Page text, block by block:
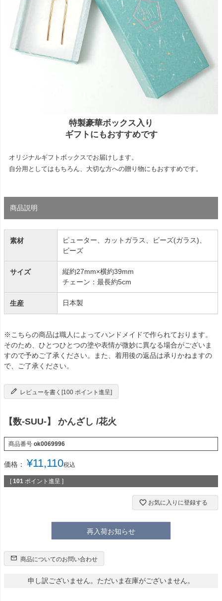
特製豪華ボックス入り
ギフトにもおすすめです
オリジナルギフトボックスでお届けします。
自分用としてはもちろん、大切な方への贈り物にもおすすめです。
商品説明
素材
ピューター、カットガラス、ビーズ(ガラス)、
ビーズ
サイズ
縦約27mm×横約39mm
チェーン：最長約5cm
生産 日本製
※こちらの商品は職人によってハンドメイドで作られております。
そのため、ひとつひとつの塗や表情が微妙に異なる場合がございま
すので予めご了承ください。また、着用後の返品は承りかねますの
で、ご了承ください。
レビューを書く[100 ポイント進呈]
【数-SUU-】 かんざし /花火
商品番号 ok0069996
価格： ¥11,110税込
[ 101 ポイント進呈 ]
お気に入りに登録する
再入荷お知らせ
商品についてのお問い合わせ
申し訳ございません。ただいま在庫がございません。